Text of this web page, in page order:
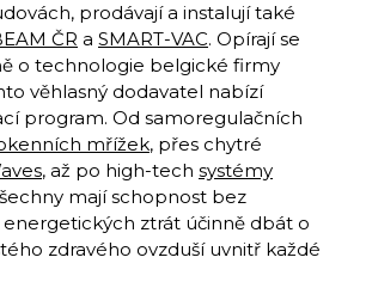
prodávají a instalují také
ČR a SMART-VAC. Opírají se
o technologie belgické firmy
věhlasný dodavatel nabízí
program. Od samoregulačních
mřížek, přes chytré
, až po high-tech systémy
mají schopnost bez
ztrát účinně dbát o
zdravého ovzduší uvnitř každé